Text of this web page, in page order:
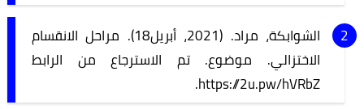
الشوابكة، مراد. (2021، أبريل18). مراحل الانقسام
الاختزالي. موضوع. تم الاسترجاع من الرابط
https://2u.pw/hVRbZ.